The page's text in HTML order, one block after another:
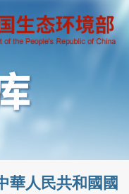
華人民共和國國